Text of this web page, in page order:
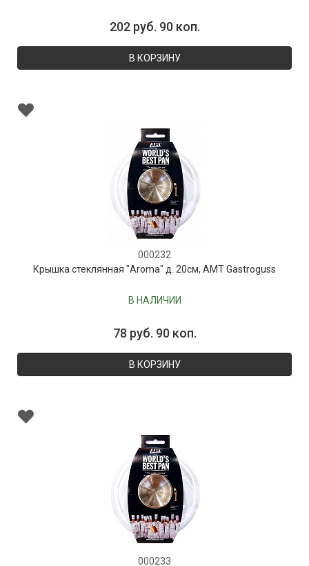
202 руб. 90 коп.
В КОРЗИНУ
000232
Крышка стеклянная "Aroma" д. 20см, AMT Gastroguss
В НАЛИЧИИ
78 руб. 90 коп.
В КОРЗИНУ
000233